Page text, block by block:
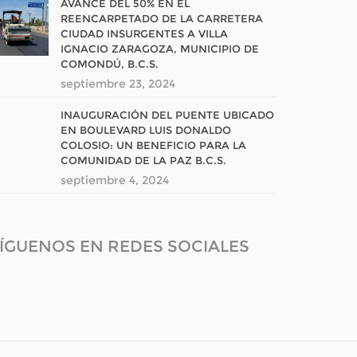
AVANCE DEL 50% EN EL
REENCARPETADO DE LA CARRETERA
CIUDAD INSURGENTES A VILLA
IGNACIO ZARAGOZA, MUNICIPIO DE
COMONDÚ, B.C.S.
septiembre 23, 2024
INAUGURACIÓN DEL PUENTE UBICADO
EN BOULEVARD LUIS DONALDO
COLOSIO: UN BENEFICIO PARA LA
COMUNIDAD DE LA PAZ B.C.S.
septiembre 4, 2024
EN REDES SOCIALES